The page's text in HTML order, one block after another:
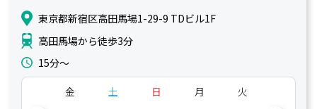
東京都新宿区高田馬場1-29-9 TDビル1F
高田馬場から徒歩3分
15分〜
金
土
日
月
火